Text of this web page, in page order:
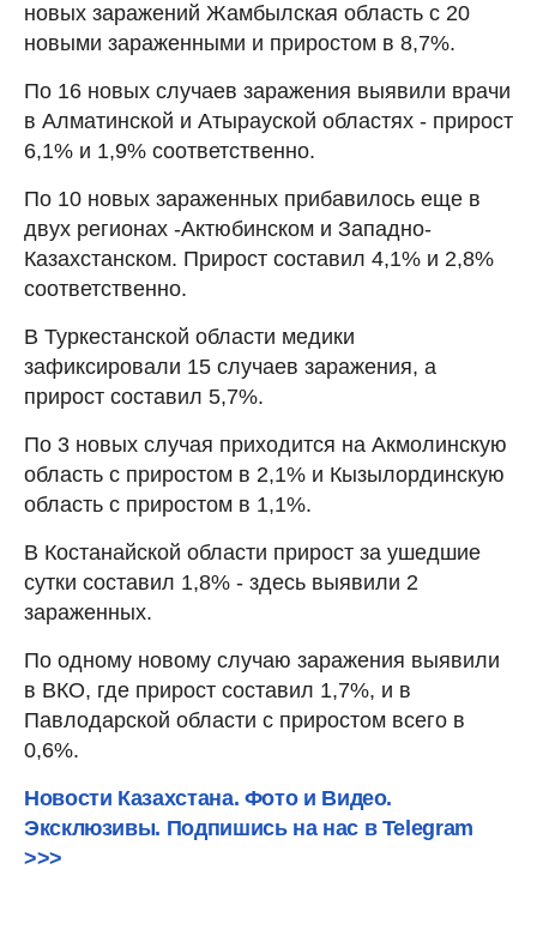
новых заражений Жамбылская область с 20
новыми зараженными и приростом в 8,7%.
По 16 новых случаев заражения выявили врачи
в Алматинской и Атырауской областях - прирост
6,1% и 1,9% соответственно.
По 10 новых зараженных прибавилось еще в
двух регионах -Актюбинском и Западно-
Казахстанском. Прирост составил 4,1% и 2,8%
соответственно.
В Туркестанской области медики
зафиксировали 15 случаев заражения, а
прирост составил 5,7%.
По 3 новых случая приходится на Акмолинскую
область с приростом в 2,1% и Кызылординскую
область с приростом в 1,1%.
В Костанайской области прирост за ушедшие
сутки составил 1,8% - здесь выявили 2
зараженных.
По одному новому случаю заражения выявили
в ВКО, где прирост составил 1,7%, и в
Павлодарской области с приростом всего в
0,6%.
Новости Казахстана. Фото и Видео.
Эксклюзивы. Подпишись на нас в Telegram
>>>